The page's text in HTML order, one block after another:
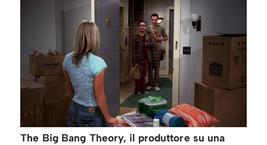
The Big Bang Theory, il produttore su una